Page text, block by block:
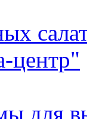
центр"
для